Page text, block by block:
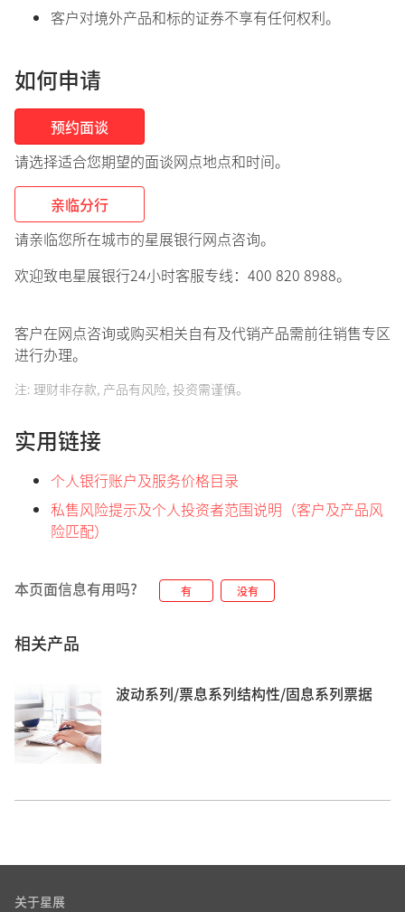
客户对境外产品和标的证券不享有任何权利。
如何申请
预约面谈
请选择适合您期望的面谈网点地点和时间。
亲临分行
请亲临您所在城市的星展银行网点咨询。
欢迎致电星展银行24小时客服专线：400 820 8988。
客户在网点咨询或购买相关自有及代销产品需前往销售专区
进行办理。
注: 理财非存款, 产品有风险, 投资需谨慎。
实用链接
个人银行账户及服务价格目录
私售风险提示及个人投资者范围说明（客户及产品风
险匹配）
本页面信息有用吗? 有 没有
相关产品
波动系列/票息系列结构性/固息系列票据
关于星展